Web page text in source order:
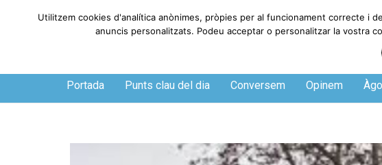
Dijous, 6 de agosto de 2026
Portada Punts clau del dia Conversem Opinem
Utilitzem cookies d'analítica anònimes, pròpies per al funcionament correcte i
anuncis personalitzats. Podeu acceptar o personalitzar la vostra